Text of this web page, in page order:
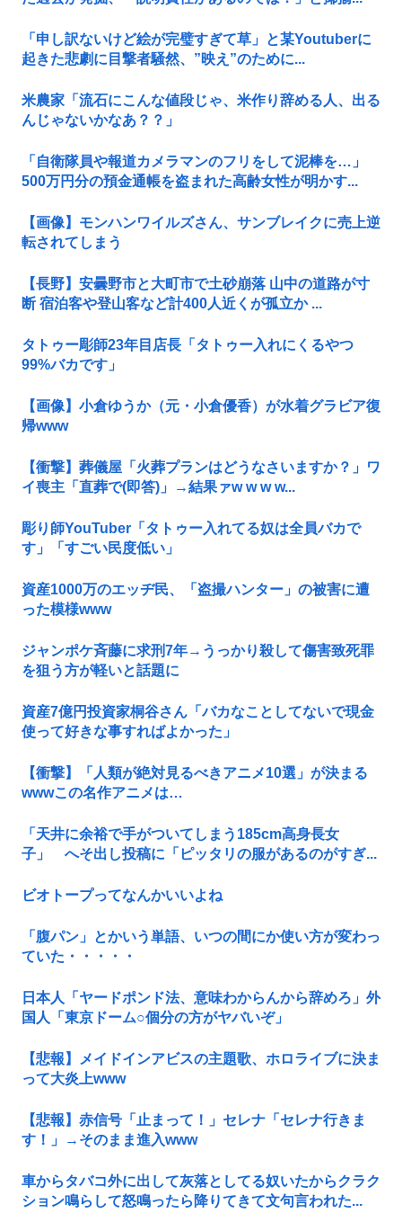
「申し訳ないけど絵が完璧すぎて草」と某Youtuberに
起きた悲劇に目撃者騒然、”映え”のために...
米農家「流石にこんな値段じゃ、米作り辞める人、出る
んじゃないかなあ？？」
「自衛隊員や報道カメラマンのフリをして泥棒を…」
500万円分の預金通帳を盗まれた高齢女性が明かす...
【画像】モンハンワイルズさん、サンブレイクに売上逆
転されてしまう
【長野】安曇野市と大町市で土砂崩落 山中の道路が寸
断 宿泊客や登山客など計400人近くが孤立か ...
タトゥー彫師23年目店長「タトゥー入れにくるやつ
99%バカです」
【画像】小倉ゆうか（元・小倉優香）が水着グラビア復
帰www
【衝撃】葬儀屋「火葬プランはどうなさいますか？」ワ
イ喪主「直葬で(即答)」→結果ァw w w w...
彫り師YouTuber「タトゥー入れてる奴は全員バカで
す」「すごい民度低い」
資産1000万のエッヂ民、「盗撮ハンター」の被害に遭
った模様www
ジャンポケ斉藤に求刑7年→うっかり殺して傷害致死罪
を狙う方が軽いと話題に
資産7億円投資家桐谷さん「バカなことしてないで現金
使って好きな事すればよかった」
【衝撃】「人類が絶対見るべきアニメ10選」が決まる
wwwこの名作アニメは…
「天井に余裕で手がついてしまう185cm高身長女
子」 へそ出し投稿に「ピッタリの服があるのがすぎ...
ビオトープってなんかいいよね
「腹パン」とかいう単語、いつの間にか使い方が変わっ
ていた・・・・・
日本人「ヤードポンド法、意味わからんから辞めろ」外
国人「東京ドーム○個分の方がヤバいぞ」
【悲報】メイドインアビスの主題歌、ホロライブに決ま
って大炎上www
【悲報】赤信号「止まって！」セレナ「セレナ行きま
す！」→そのまま進入www
車からタバコ外に出して灰落としてる奴いたからクラク
ション鳴らして怒鳴ったら降りてきて文句言われた...